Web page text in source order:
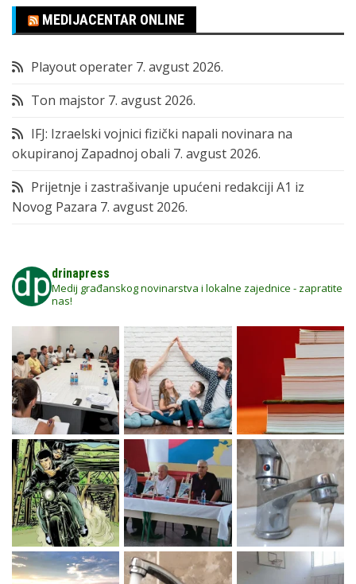
MEDIJACENTAR ONLINE
Playout operater 7. avgust 2026.
Ton majstor 7. avgust 2026.
IFJ: Izraelski vojnici fizički napali novinara na
okupiranoj Zapadnoj obali 7. avgust 2026.
Prijetnje i zastrašivanje upućeni redakciji A1 iz
Novog Pazara 7. avgust 2026.
drinapress
Medij građanskog novinarstva i lokalne zajednice - zapratite
nas!